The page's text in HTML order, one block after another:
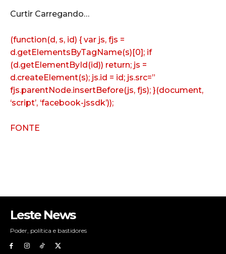
Curtir Carregando…
(function(d, s, id) { var js, fjs =
d.getElementsByTagName(s)[0]; if
(d.getElementById(id)) return; js =
d.createElement(s); js.id = id; js.src=”
fjs.parentNode.insertBefore(js, fjs); }(document,
‘script’, ‘facebook-jssdk’));
FONTE
Leste News
Poder, política e bastidores